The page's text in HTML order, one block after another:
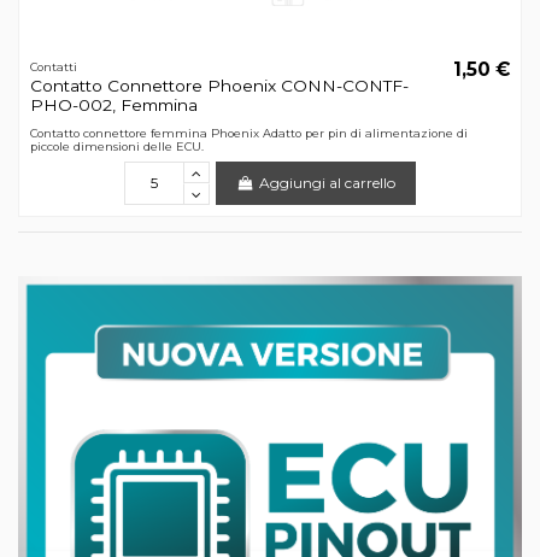
Contatti
Contatto Connettore Phoenix CONN-CONTF-
PHO-002, Femmina
1,50 €
Contatto connettore femmina Phoenix Adatto per pin di alimentazione di
piccole dimensioni delle ECU.
Aggiungi al carrello